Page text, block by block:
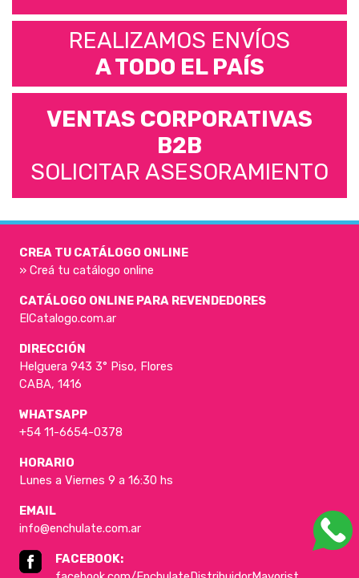
REALIZAMOS ENVÍOS
A TODO EL PAÍS
VENTAS CORPORATIVAS
B2B
SOLICITAR ASESORAMIENTO
CREA TU CATÁLOGO ONLINE
» Creá tu catálogo online
CATÁLOGO ONLINE PARA REVENDEDORES
ElCatalogo.com.ar
DIRECCIÓN
Helguera 943 3° Piso, Flores
CABA, 1416
WHATSAPP
+54 11-6654-0378
HORARIO
Lunes a Viernes 9 a 16:30 hs
EMAIL
info@enchulate.com.ar
FACEBOOK: